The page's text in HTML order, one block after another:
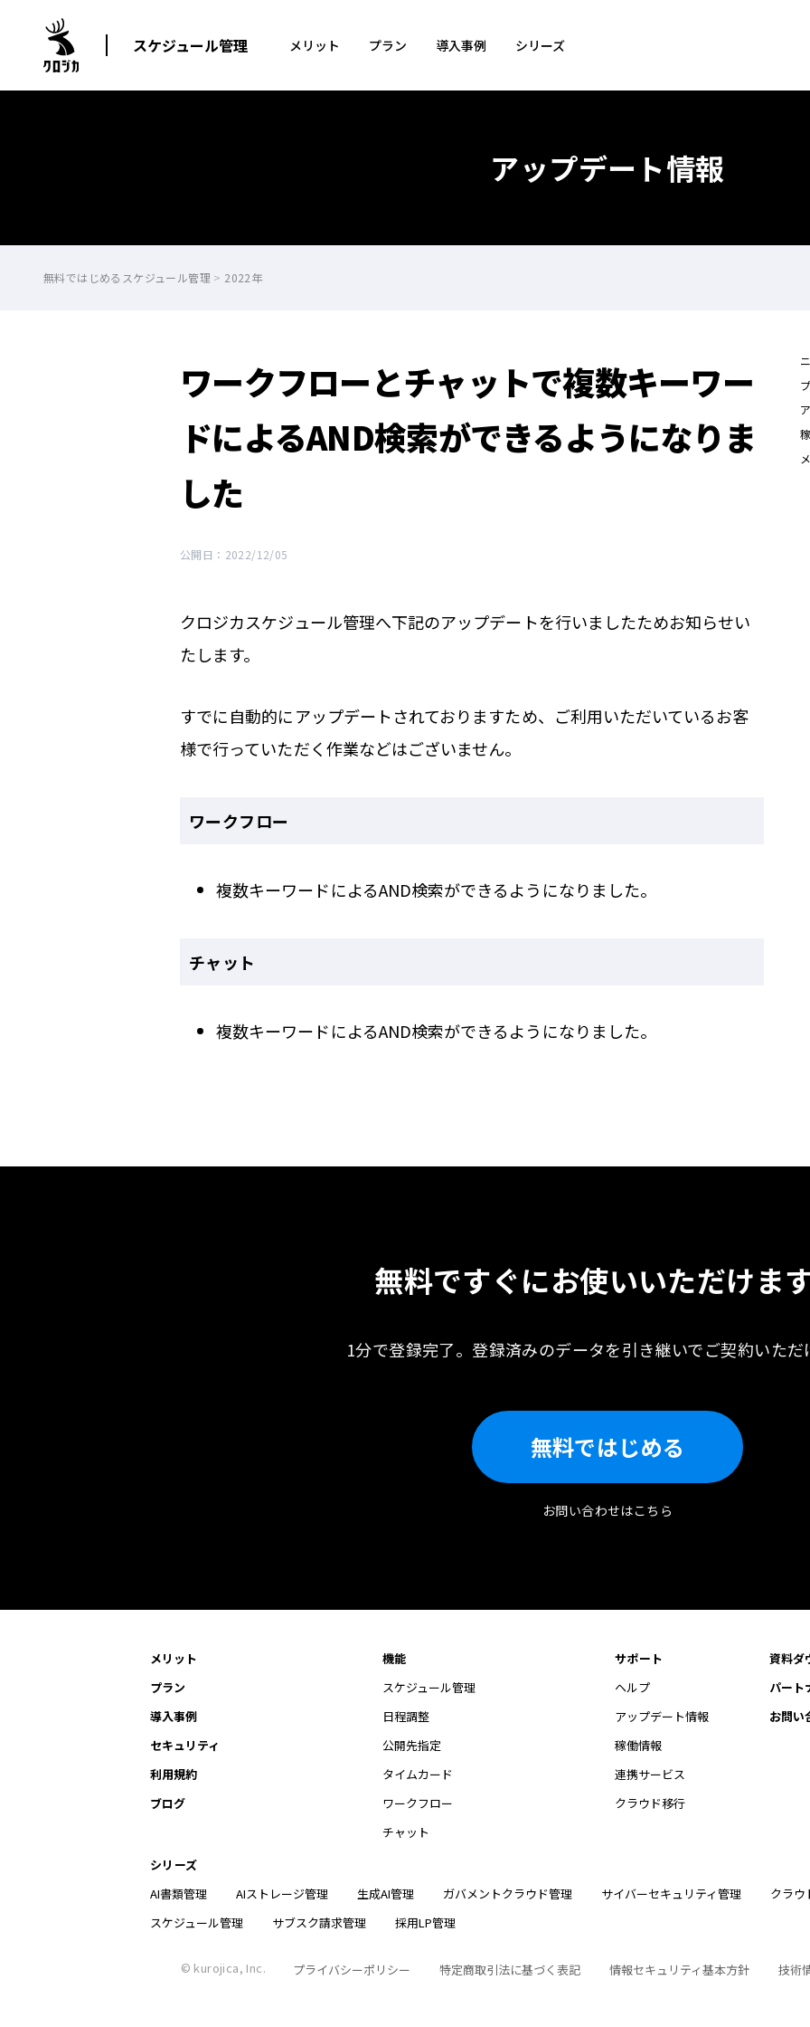
スケジュール管理 メリット プラン 導入事例 シリーズ
アップデート情報
無料ではじめるスケジュール管理 > 2022年
ワークフローとチャットで複数キーワー
ドによるAND検索ができるようになりま
した
公開日：2022/12/05
クロジカスケジュール管理へ下記のアップデートを行いましたためお知らせい
たします。
すでに自動的にアップデートされておりますため、ご利用いただいているお客
様で行っていただく作業などはございません。
ワークフロー
複数キーワードによるAND検索ができるようになりました。
チャット
複数キーワードによるAND検索ができるようになりました。
無料ですぐにお使いいただけます
1分で登録完了。登録済みのデータを引き継いでご契約いただ
無料ではじめる
お問い合わせはこちら
メリット
プラン
導入事例
セキュリティ
利用規約
ブログ
機能
スケジュール管理
日程調整
公開先指定
タイムカード
ワークフロー
チャット
サポート
ヘルプ
アップデート情報
稼働情報
連携サービス
クラウド移行
資料ダ
パート
お問い
シリーズ
AI書類管理
AIストレージ管理 生成AI管理 ガバメントクラウド管理 サイバーセキュリティ管理 クラウ
スケジュール管理
サブスク請求管理 採用LP管理
プライバシーポリシー 特定商取引法に基づく表記 情報セキュリティ基本方針 技術
© kurojica, Inc.